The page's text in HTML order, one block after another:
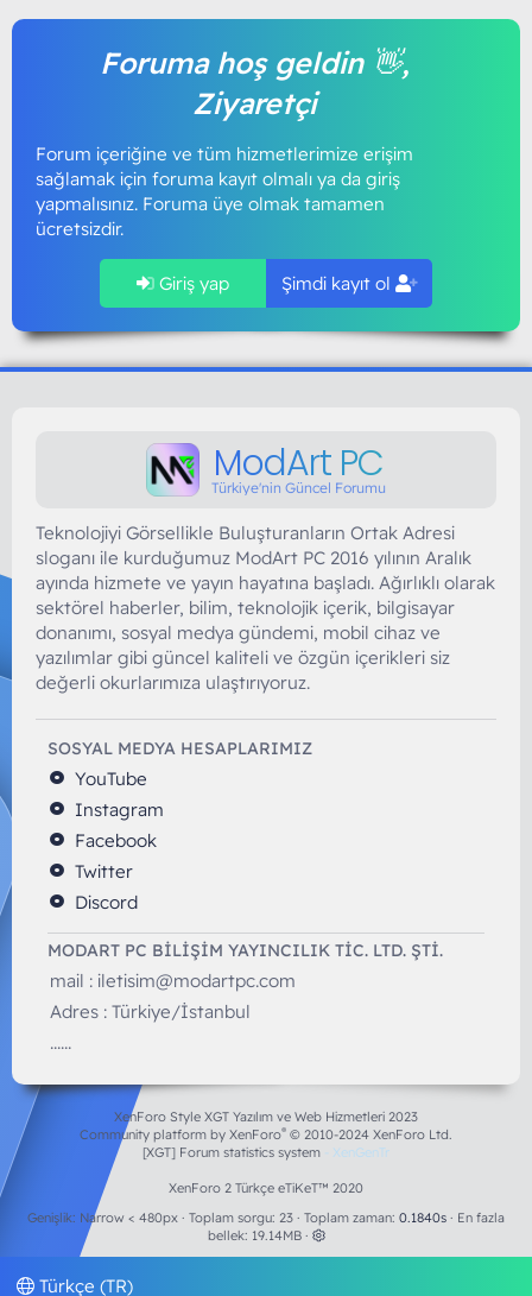
Foruma hoş geldin 👋,
Ziyaretçi
Forum içeriğine ve tüm hizmetlerimize erişim
sağlamak için foruma kayıt olmalı ya da giriş
yapmalısınız. Foruma üye olmak tamamen
ücretsizdir.
Giriş yap Şimdi kayıt ol
ModArt PC
Türkiye'nin Güncel Forumu
Teknolojiyi Görsellikle Buluşturanların Ortak Adresi
sloganı ile kurduğumuz ModArt PC 2016 yılının Aralık
ayında hizmete ve yayın hayatına başladı. Ağırlıklı olarak
sektörel haberler, bilim, teknolojik içerik, bilgisayar
donanımı, sosyal medya gündemi, mobil cihaz ve
yazılımlar gibi güncel kaliteli ve özgün içerikleri siz
değerli okurlarımıza ulaştırıyoruz.
SOSYAL MEDYA HESAPLARIMIZ
YouTube
Instagram
Facebook
Twitter
Discord
MODART PC BILIŞIM YAYINCILIK TİC. LTD. ŞTİ.
mail : iletisim@modartpc.com
Adres : Türkiye/İstanbul
......
XenForo Style XGT Yazılım ve Web Hizmetleri 2023
Community platform by XenForo® © 2010-2024 XenForo Ltd.
[XGT] Forum statistics system
- XenGenTr
XenForo 2 Türkçe eTiKeT™ 2020
Genişlik
Toplam sorgu 23 Toplam zaman 0.1840s
En fazla
bellek 19.14MB
Türkçe (TR)